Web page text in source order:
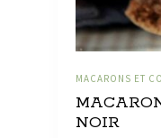
MACARONS ET
NOIR